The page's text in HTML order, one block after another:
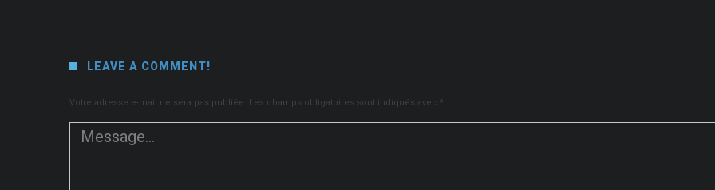
LEAVE A COMMENT!
Votre adresse e-mail ne sera pas publiée. Les champs obligatoires sont indiqués avec *